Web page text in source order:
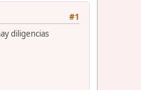
#1
diligencias